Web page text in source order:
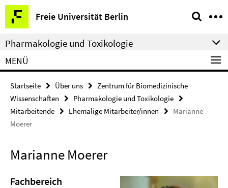
Springe
direkt
zu
Inhalt
Freie Universität Berlin
Service-
Navigation
Pharmakologie und Toxikologie
MENÜ
Startseite Über uns
Zentrum für Biomedizinische
Wissenschaften
Pharmakologie und Toxikologie
Mitarbeitende
Ehemalige Mitarbeiter/innen
Marianne
Moerer
Marianne Moerer
Fachbereich